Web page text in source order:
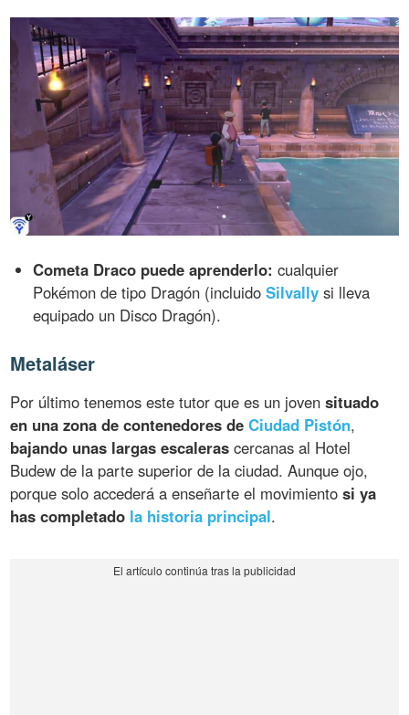
Cometa Draco puede aprenderlo: cualquier
Pokémon de tipo Dragón (incluidoSilvally si lleva
equipado un Disco Dragón).
Metaláser
Por último tenemos este tutor que es un jovensituado
en una zona de contenedores deCiudad Pistón,
bajando unas largas escaleras cercanas al Hotel
Budew de la parte superior de la ciudad. Aunque ojo,
porque solo accederá a enseñarte el movimientosi ya
has completado la historia principal.